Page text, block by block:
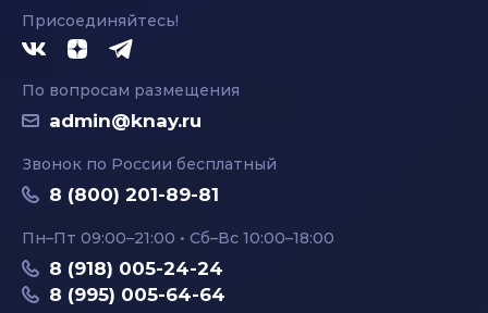
Присоединяйтесь!
По вопросам размещения
admin@knay.ru
Звонок по России бесплатный
8 (800) 201-89-81
Пн–Пт 09:00–21:00 • Сб–Вс 10:00–18:00
8 (918) 005-24-24
8 (995) 005-64-64